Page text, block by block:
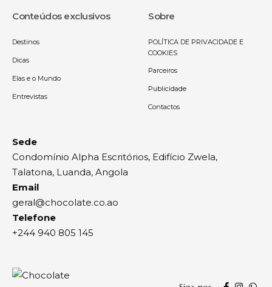
Conteúdos exclusivos
Destinos
Dicas
Elas e o Mundo
Entrevistas
Sobre
POLÍTICA DE PRIVACIDADE E
COOKIES
Parceiros
Publicidade
Contactos
Sede
Condomínio Alpha Escritórios, Edifício Zwela,
Talatona, Luanda, Angola
Email
geral@chocolate.co.ao
Telefone
+244 940 805 145